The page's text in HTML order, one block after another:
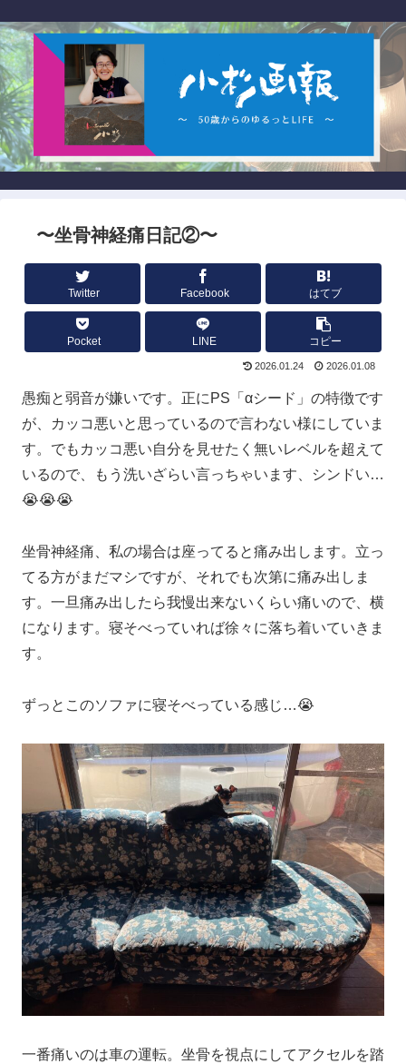
〜坐骨神経痛日記②〜
Twitter Facebook はてブ
Pocket LINE コピー
2026.01.24 2026.01.08
愚痴と弱音が嫌いです。正にPS「αシード」の特徴です
が、カッコ悪いと思っているので言わない様にしていま
す。でもカッコ悪い自分を見せたく無いレベルを超えて
いるので、もう洗いざらい言っちゃいます、シンドい…
😭😭😭
坐骨神経痛、私の場合は座ってると痛み出します。立っ
てる方がまだマシですが、それでも次第に痛み出しま
す。一旦痛み出したら我慢出来ないくらい痛いので、横
になります。寝そべっていれば徐々に落ち着いていきま
す。
ずっとこのソファに寝そべっている感じ…😭
一番痛いのは車の運転。坐骨を視点にしてアクセルを踏